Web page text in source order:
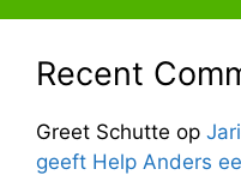
Recent
Greet Schutte op
geeft Help Anders